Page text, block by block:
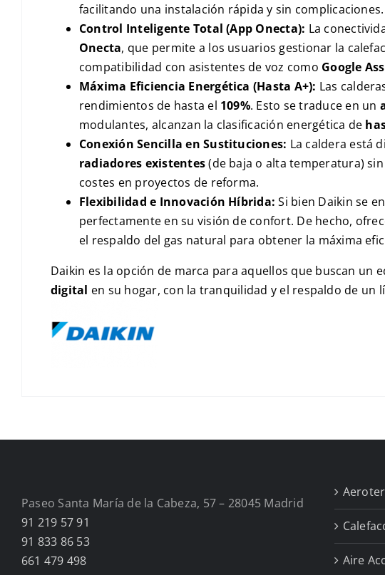
facilitando una instalación rápida y sin complicaciones.
Control Inteligente Total (App Onecta): La
Onecta, que permite a los usuarios gestionar la
compatibilidad con asistentes de voz como Google
Máxima Eficiencia Energética (Hasta A+): Las
rendimientos de hasta el 109%. Esto se traduce en un
modulantes, alcanzan la clasificación energética de
Conexión Sencilla en Sustituciones: La caldera está
radiadores existentes(de baja o alta temperatura)
costes en proyectos de reforma.
Flexibilidad e Innovación Híbrida: Si bien Daikin se
perfectamente en su visión de confort. De hecho,
el respaldo del gas natural para obtener la máxima
Daikin es la opción de marca para aquellos que buscan un
digital en su hogar, con la tranquilidad y el respaldo de
Paseo Santa María de la Cabeza, 57 – 28045 Madrid
91 219 57 91
91 833 86 53
661 479 498
Aire